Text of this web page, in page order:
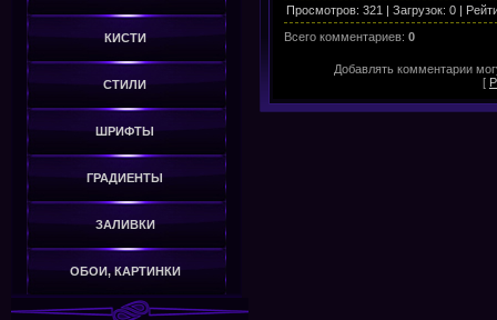
КИСТИ
СТИЛИ
ШРИФТЫ
ГРАДИЕНТЫ
ЗАЛИВКИ
ОБОИ, КАРТИНКИ
Просмотров: 321 | Загрузок: 0 |
Всего комментариев: 0
Добавлять комментарии
[